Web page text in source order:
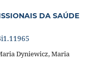
DA SAÚDE
Dyniewicz, Maria